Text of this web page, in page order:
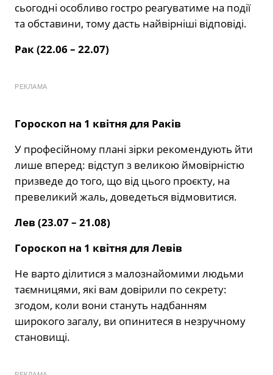
сьогодні особливо гостро реагуватиме на події
та обставини, тому дасть найвірніші відповіді.
Рак (22.06 – 22.07)
РЕКЛАМА
Гороскоп на 1 квітня для Раків
У професійному плані зірки рекомендують йти
лише вперед: відступ з великою ймовірністю
призведе до того, що від цього проєкту, на
превеликий жаль, доведеться відмовитися.
Лев (23.07 – 21.08)
Гороскоп на 1 квітня для Левів
Не варто ділитися з малознайомими людьми
таємницями, які вам довірили по секрету:
згодом, коли вони стануть надбанням
широкого загалу, ви опинитеся в незручному
становищі.